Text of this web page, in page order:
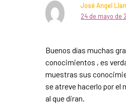
José Angel
24 de mayo de
Buenos días muchas
conocimientos , es
muestras sus
se atreve hacerlo por el
al que diran.